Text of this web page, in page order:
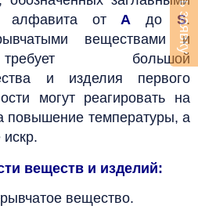
алфавита от А доS.
веществами и
большой
и изделия первого
могут реагировать на
повышение температуры, а
веществ и изделий:
вещество.